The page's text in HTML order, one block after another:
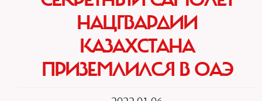
НАЦГВАРДИИ
КАЗАХСТАНА
ПРИЗЕМЛИЛСЯ В ОАЭ